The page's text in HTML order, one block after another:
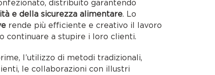
distribuito garantendo
e della sicurezza alimentare. Lo
rende più efficiente e creativo il lavoro
continuare a stupire i loro clienti.
l’utilizzo di metodi tradizionali,
le collaborazioni con illustri